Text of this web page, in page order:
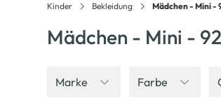
Kinder Bekleidung Mädchen - Mini -
Mädchen - Mini -
Marke Farbe